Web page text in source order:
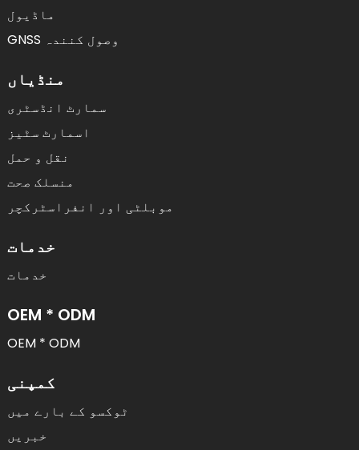
ماڈیول
GNSS وصول کنندہ
منڈیاں
سمارٹ انڈسٹری
اسمارٹ سٹیز
نقل و حمل
منسلک صحت
موبلٹی اور انفراسٹرکچر
خدمات
خدمات
OEM * ODM
OEM * ODM
کمپنی
ٹوکسو کے بارے میں
خبریں